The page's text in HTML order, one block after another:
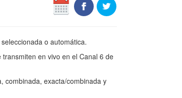
o automática.
en vivo en el Canal 6 de
combinada, exacta/combinada y